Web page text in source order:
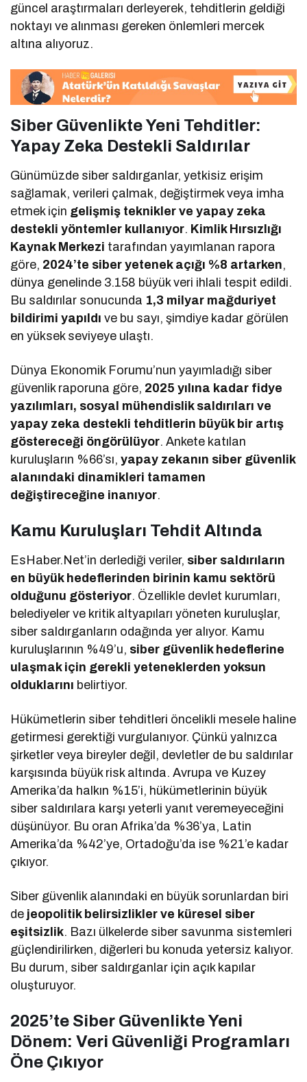
güncel araştırmaları derleyerek, tehditlerin geldiği
noktayı ve alınması gereken önlemleri mercek
altına alıyoruz.
Siber Güvenlikte Yeni Tehditler:
Yapay Zeka Destekli Saldırılar
Günümüzde siber saldırganlar, yetkisiz erişim
sağlamak, verileri çalmak, değiştirmek veya imha
etmek için gelişmiş teknikler ve yapay zeka
destekli yöntemler kullanıyor. Kimlik Hırsızlığı
Kaynak Merkezi tarafından yayımlanan rapora
göre, 2024’te siber yetenek açığı %8 artarken,
dünya genelinde 3.158 büyük veri ihlali tespit edildi.
Bu saldırılar sonucunda 1,3 milyar mağduriyet
bildirimi yapıldı ve bu sayı, şimdiye kadar görülen
en yüksek seviyeye ulaştı.
Dünya Ekonomik Forumu’nun yayımladığı siber
güvenlik raporuna göre, 2025 yılına kadar fidye
yazılımları, sosyal mühendislik saldırıları ve
yapay zeka destekli tehditlerin büyük bir artış
göstereceği öngörülüyor. Ankete katılan
kuruluşların %66’sı,yapay zekanın siber güvenlik
alanındaki dinamikleri tamamen
değiştireceğine inanıyor.
Kamu Kuruluşları Tehdit Altında
EsHaber.Net’in derlediği veriler, siber saldırıların
en büyük hedeflerinden birinin kamu sektörü
olduğunu gösteriyor. Özellikle devlet kurumları,
belediyeler ve kritik altyapıları yöneten kuruluşlar,
siber saldırganların odağında yer alıyor. Kamu
kuruluşlarının %49’u, siber güvenlik hedeflerine
ulaşmak için gerekli yeteneklerden yoksun
olduklarını belirtiyor.
Hükümetlerin siber tehditleri öncelikli mesele haline
getirmesi gerektiği vurgulanıyor. Çünkü yalnızca
şirketler veya bireyler değil, devletler de bu saldırılar
karşısında büyük risk altında. Avrupa ve Kuzey
Amerika’da halkın %15’i, hükümetlerinin büyük
siber saldırılara karşı yeterli yanıt veremeyeceğini
düşünüyor. Bu oran Afrika’da %36’ya, Latin
Amerika’da %42’ye, Ortadoğu’da ise %21’e kadar
çıkıyor.
Siber güvenlik alanındaki en büyük sorunlardan biri
de jeopolitik belirsizlikler ve küresel siber
eşitsizlik. Bazı ülkelerde siber savunma sistemleri
güçlendirilirken, diğerleri bu konuda yetersiz kalıyor.
Bu durum, siber saldırganlar için açık kapılar
oluşturuyor.
2025’te Siber Güvenlikte Yeni
Dönem: Veri Güvenliği Programları
Öne Çıkıyor